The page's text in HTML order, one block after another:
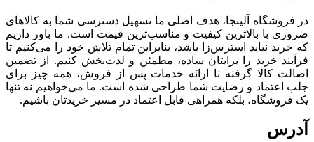
در فروشگاه آلینجا، هدف اصلی ما تسهیل دسترسی شما به کالاهای
ضروری با بالاترین کیفیت و مناسب‌ترین قیمت است. ما باور داریم
که خرید نباید استرس‌زا باشد، بنابراین تمام تلاش خود را می‌کنیم تا
فرآیند خرید را برایتان ساده، مطمئن و لذت‌بخش کنیم. از تضمین
اصالت کالا گرفته تا ارائه خدمات پس از فروش، همه چیز برای
جلب اعتماد و رضایت شما طراحی شده است. ما می‌خواهیم نه تنها
یک فروشگاه، بلکه همراهی قابل اعتماد در مسیر خریدتان باشیم.
آدرس